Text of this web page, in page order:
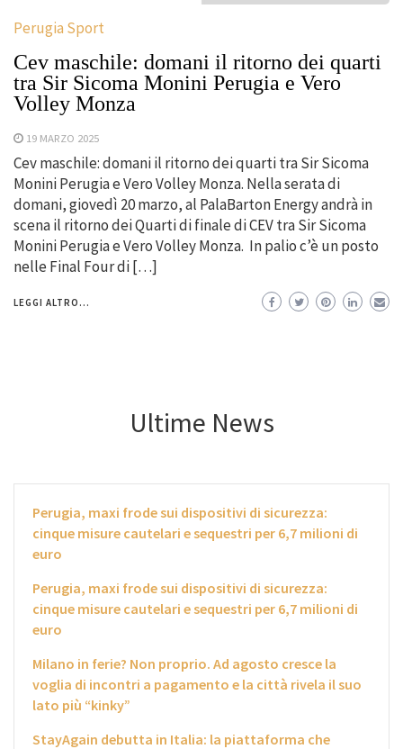
Perugia Sport
Cev maschile: domani il ritorno dei quarti
tra Sir Sicoma Monini Perugia e Vero
Volley Monza
19 MARZO 2025
Cev maschile: domani il ritorno dei quarti tra Sir Sicoma
Monini Perugia e Vero Volley Monza. Nella serata di
domani, giovedì 20 marzo, al PalaBarton Energy andrà in
scena il ritorno dei Quarti di finale di CEV tra Sir Sicoma
Monini Perugia e Vero Volley Monza. In palio c’è un posto
nelle Final Four di […]
LEGGI ALTRO...
Ultime News
Perugia, maxi frode sui dispositivi di sicurezza:
cinque misure cautelari e sequestri per 6,7 milioni di
euro
Perugia, maxi frode sui dispositivi di sicurezza:
cinque misure cautelari e sequestri per 6,7 milioni di
euro
Milano in ferie? Non proprio. Ad agosto cresce la
voglia di incontri a pagamento e la città rivela il suo
lato più “kinky”
StayAgain debutta in Italia: la piattaforma che